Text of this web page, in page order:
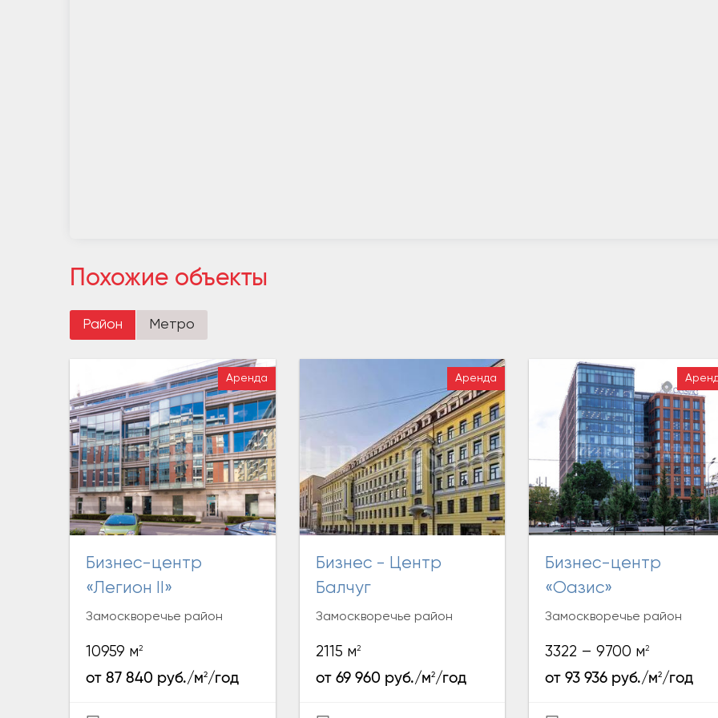
Похожие объекты
Район Метро
Аренда
Бизнес-центр
«Легион II»
Замоскворечье район
10959 м2
от 87 840 руб./м2/год
Аренда
Бизнес - Центр
Балчуг
Замоскворечье район
2115 м2
от 69 960 руб./м2/год
Бизнес-центр
«Оазис»
Замоскворечье район
3322 – 9700 м2
от 93 936 руб./м2/год